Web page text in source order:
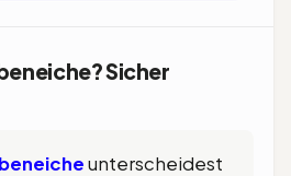
Sicher
unterscheidest